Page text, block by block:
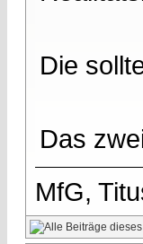
Die
Das
MfG,